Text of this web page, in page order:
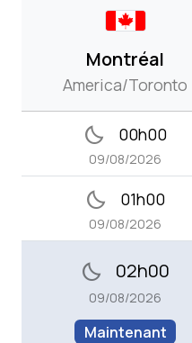
Montréal
America/Toronto
bedtime 00h00
09/08/2026
bedtime 01h00
09/08/2026
bedtime 02h00
09/08/2026
Maintenant